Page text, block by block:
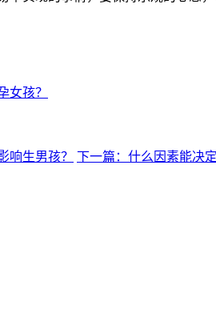
女孩？
响生男孩？
下一篇：什么因素能决